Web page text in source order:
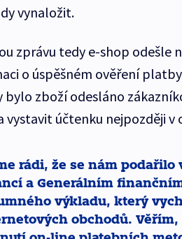
vynaložit.
zprávu tedy e-shop odešle
o úspěšném ověření
bylo zboží odesláno
vystavit účtenku nejpozději v
rádi, že se nám
a Generálním
výkladu, který
obchodů.